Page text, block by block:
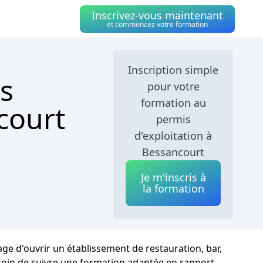
Inscrivez-vous maintenant
et commencez votre formation
Inscription simple
pour votre
formation au
permis
d'exploitation à
Bessancourt
Je m'inscris à
la formation
d'ouvrir un établissement de restauration, bar,